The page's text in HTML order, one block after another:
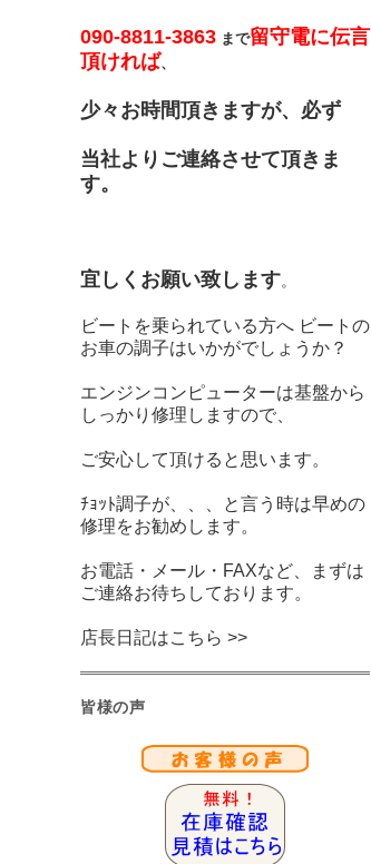
090-8811-3863 まで留守電に伝言
頂ければ、
少々お時間頂きますが、必ず
当社よりご連絡させて頂きま
す。
宜しくお願い致します。
ビートを乗られている方へ ビートの
お車の調子はいかがでしょうか？
エンジンコンピューターは基盤から
しっかり修理しますので、
ご安心して頂けると思います。
ﾁｮｯﾄ調子が、、、と言う時は早めの
修理をお勧めします。
お電話・メール・FAXなど、まずは
ご連絡お待ちしております。
店長日記はこちら >>
皆様の声